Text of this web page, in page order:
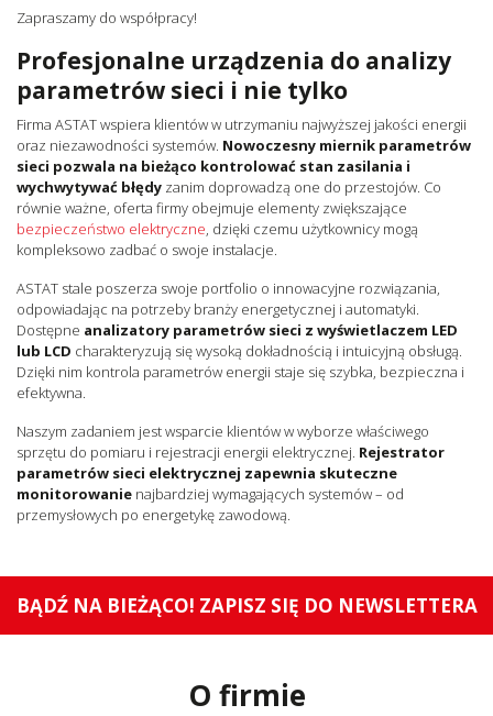
Zapraszamy do współpracy!
Profesjonalne urządzenia do analizy
parametrów sieci i nie tylko
Firma ASTAT wspiera klientów w utrzymaniu najwyższej jakości energii
oraz niezawodności systemów. Nowoczesny miernik parametrów
sieci pozwala na bieżąco kontrolować stan zasilania i
wychwytywać błędy zanim doprowadzą one do przestojów. Co
równie ważne, oferta firmy obejmuje elementy zwiększające
bezpieczeństwo elektryczne , dzięki czemu użytkownicy mogą
kompleksowo zadbać o swoje instalacje.
ASTAT stale poszerza swoje portfolio o innowacyjne rozwiązania,
odpowiadając na potrzeby branży energetycznej i automatyki.
Dostępne analizatory parametrów sieci z wyświetlaczem LED
lub LCD charakteryzują się wysoką dokładnością i intuicyjną obsługą.
Dzięki nim kontrola parametrów energii staje się szybka, bezpieczna i
efektywna.
Naszym zadaniem jest wsparcie klientów w wyborze właściwego
sprzętu do pomiaru i rejestracji energii elektrycznej. Rejestrator
parametrów sieci elektrycznej zapewnia skuteczne
monitorowanie najbardziej wymagających systemów – od
przemysłowych po energetykę zawodową.
BĄDŹ NA BIEŻĄCO! ZAPISZ SIĘ DO NEWSLETTERA
O firmie